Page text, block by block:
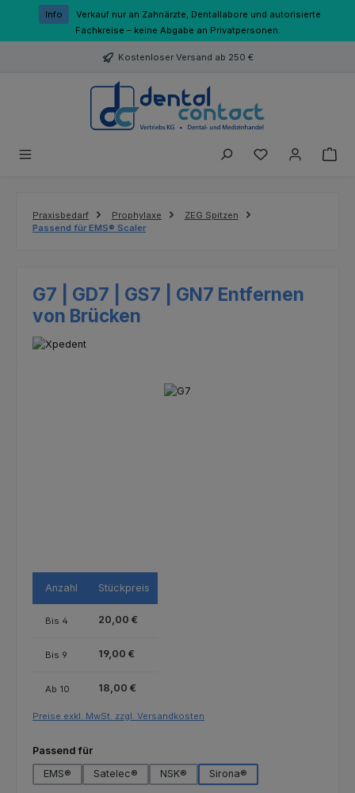
Zum Hauptinhalt springen
Info
Verkauf nur an Zahnärzte, Dentallabore und autorisierte
Fachkreise – keine Abgabe an Privatpersonen.
Kostenloser Versand ab 250 €
Du hast 0
Praxisbedarf Prophylaxe
ZEG Spitzen
Passend für EMS® Scaler
G7 | GD7 | GS7 | GN7 Entfernen
von Brücken
Anzahl Stückpreis
Bis 4 20,00 €
Bis 9 19,00 €
Ab 10 18,00 €
Preise exkl. MwSt. zzgl. Versandkosten
Passend fürauswählen
EMS®
Satelec® NSK® Sirona®